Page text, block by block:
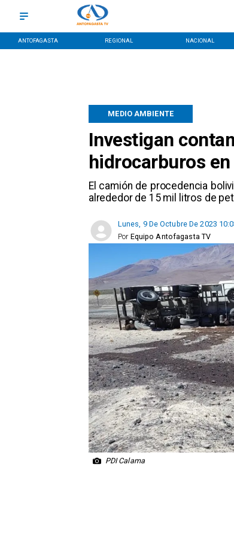
ANTOFAGASTA REGIONAL NACIONAL
Investigan
hidrocarburos
El camión de procedencia
alrededor de 15 mil litros de
MEDIO AMBIENTE
Lunes, 9 De Octubre De 2023
Equipo Antofagasta TV
Por
PDI Calama